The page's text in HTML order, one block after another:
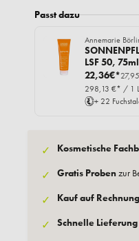
Passt dazu
Annemarie
LSF 50, 75ml
22,36€*
298,13 €* / 1
+ 22
✓ Kosmetische
✓ Gratis Probenzur
✓ Kauf auf Rechnung
✓ Schnelle Lieferung